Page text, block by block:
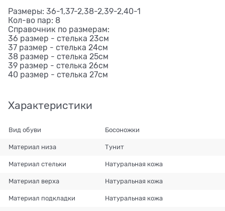
Размеры: 36-1,37-2,38-2,39-2,40-1
Кол-во пар: 8
Справочник по размерам:
36 размер - стелька 23см
37 размер - стелька 24см
38 размер - стелька 25см
39 размер - стелька 26см
40 размер - стелька 27см
Характеристики
Вид обуви Босоножки
Материал низа Тунит
Материал стельки Натуральная кожа
Материал верха Натуральная кожа
Материал подкладки Натуральная кожа